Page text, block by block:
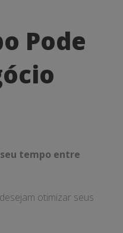
Pode
tempo entre
otimizar seus